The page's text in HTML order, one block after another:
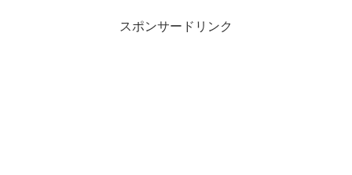
スポンサードリンク